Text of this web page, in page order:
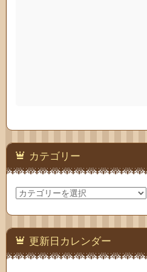
カテゴリー
カ
テ
ゴ
リ
ー 更新日カレンダー